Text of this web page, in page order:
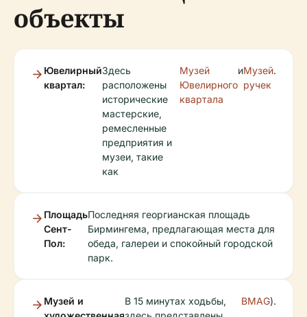
объекты
Ювелирный
квартал:
Здесь
расположены
исторические
мастерские,
ремесленные
предприятия и
музеи, такие
как
Музей
Ювелирного
квартала
иМузей
ручек
.
Площадь
Сент-
Пол:
Последняя георгианская площадь
Бирмингема, предлагающая места для
обеда, галереи и спокойный городской
парк.
Музей и
В 15 минутах ходьбы,
BMAG).